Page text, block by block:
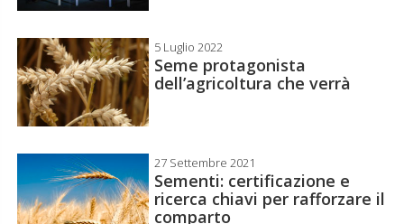
5 Luglio 2022
Seme protagonista
dell’agricoltura che verrà
27 Settembre 2021
Sementi: certificazione e
ricerca chiavi per rafforzare il
comparto